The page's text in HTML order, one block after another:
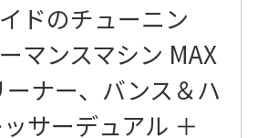
ドのチューニン
マンスマシン MAX
ナー、バンス＆ハ
サーデュアル ＋